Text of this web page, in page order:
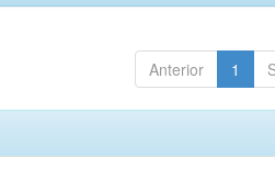
Anterior 1